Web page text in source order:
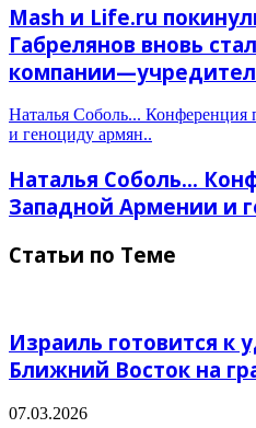
Mash и Life.ru
Габрелянов вновь
Наталья Соболь...
и геноциду армян..
Наталья Соболь...
Западной Армении и
Статьи по Теме
Израиль готовится к
Ближний Восток на
07.03.2026